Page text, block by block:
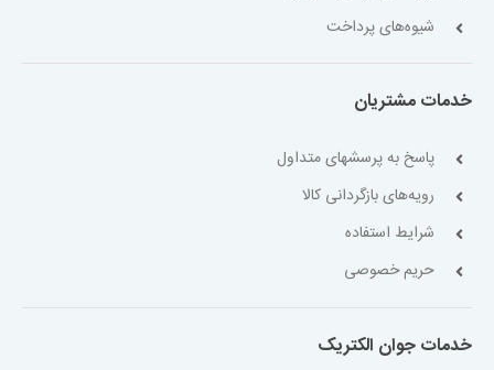
شیوه‌های پرداخت
خدمات مشتریان
پاسخ به پرسشهای متداول
رویه‌های بازگردانی کالا
شرایط استفاده
حریم خصوصی
خدمات جوان الکتریک